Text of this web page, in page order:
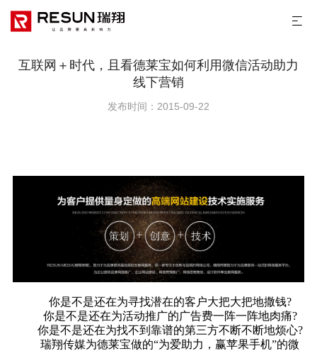
互联网＋时代，且看德莱宝如何利用微信活动助力
线下营销
发布时间：2015-09-22
你是不是还在为寻找潜在的客户大把大把地撒钱?
你是不是还在为活动推广的广告费一阵一阵地肉痛?
你是不是还在为找不到靠谱的第三方不断不断地烦心?
瑞翔传媒为德莱宝做的“为爱助力，赢苹果手机”的微